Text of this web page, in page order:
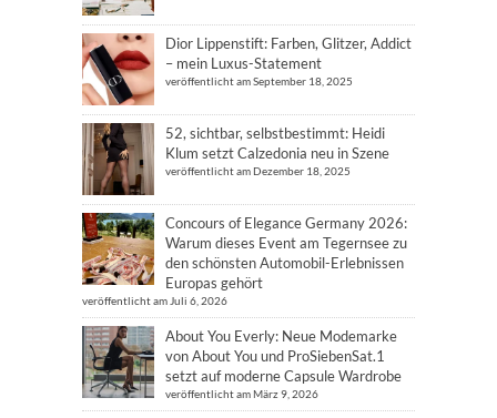
Dior Lippenstift: Farben, Glitzer, Addict
– mein Luxus-Statement
veröffentlicht am September 18, 2025
52, sichtbar, selbstbestimmt: Heidi
Klum setzt Calzedonia neu in Szene
veröffentlicht am Dezember 18, 2025
Concours of Elegance Germany 2026:
Warum dieses Event am Tegernsee zu
den schönsten Automobil-Erlebnissen
Europas gehört
veröffentlicht am Juli 6, 2026
About You Everly: Neue Modemarke
von About You und ProSiebenSat.1
setzt auf moderne Capsule Wardrobe
veröffentlicht am März 9, 2026